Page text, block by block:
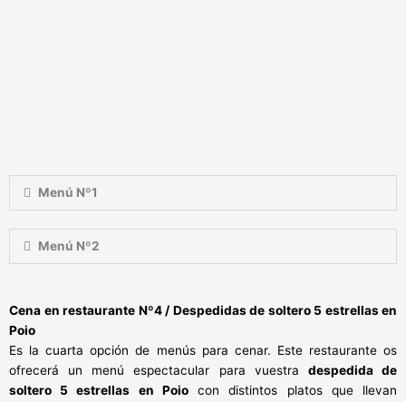
Menú Nº1
Menú Nº2
Cena en restaurante Nº4 / Despedidas de soltero 5 estrellas en
Poio
Es la cuarta opción de menús para cenar. Este restaurante os
ofrecerá un menú espectacular para vuestra despedida de
soltero 5 estrellas en Poiocon distintos platos que llevan